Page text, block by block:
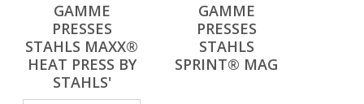
GAMME
PRESSES
STAHLS MAXX®
HEAT PRESS BY
STAHLS'
GAMME
PRESSES
STAHLS
SPRINT® MAG